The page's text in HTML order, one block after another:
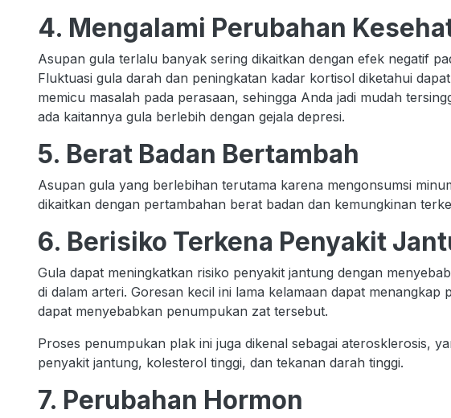
4. Mengalami Perubahan
Asupan gula terlalu banyak sering dikaitkan dengan efek negatif
Fluktuasi gula darah dan peningkatan kadar kortisol diketahui
memicu masalah pada perasaan, sehingga Anda jadi mudah
ada kaitannya gula berlebih dengan gejala depresi.
5. Berat Badan Bertambah
Asupan gula yang berlebihan terutama karena mengonsumsi
dikaitkan dengan pertambahan berat badan dan kemungkinan
6. Berisiko Terkena Penyakit
Gula dapat meningkatkan risiko penyakit jantung dengan
di dalam arteri. Goresan kecil ini lama kelamaan dapat
dapat menyebabkan penumpukan zat tersebut.
Proses penumpukan plak ini juga dikenal sebagai aterosklerosis,
penyakit jantung, kolesterol tinggi, dan tekanan darah tinggi.
7. Perubahan Hormon